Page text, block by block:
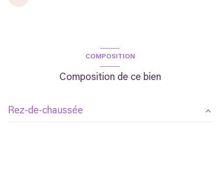
COMPOSITION
Composition de ce bien
Rez-de-chaussée